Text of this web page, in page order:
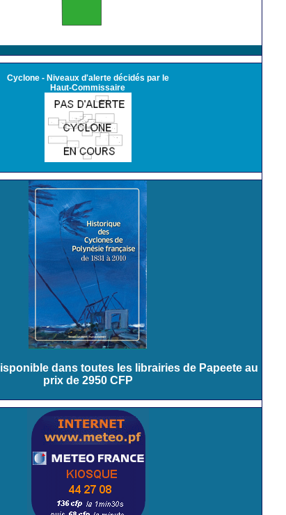
Cyclone - Niveaux d'alerte décidés par le
Haut-Commissaire
dans toutes les librairies de Papeete au
prix de 2950 CFP